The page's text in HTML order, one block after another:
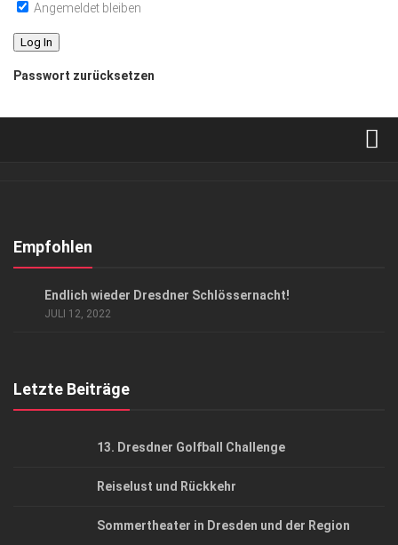
Angemeldet bleiben
Passwort zurücksetzen
Kontakt, Impressum
Empfohlen
Endlich wieder Dresdner Schlössernacht!
JULI 12, 2022
Letzte Beiträge
13. Dresdner Golfball Challenge
Reiselust und Rückkehr
Sommertheater in Dresden und der Region